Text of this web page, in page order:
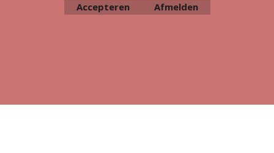
Accepteren Afmelden